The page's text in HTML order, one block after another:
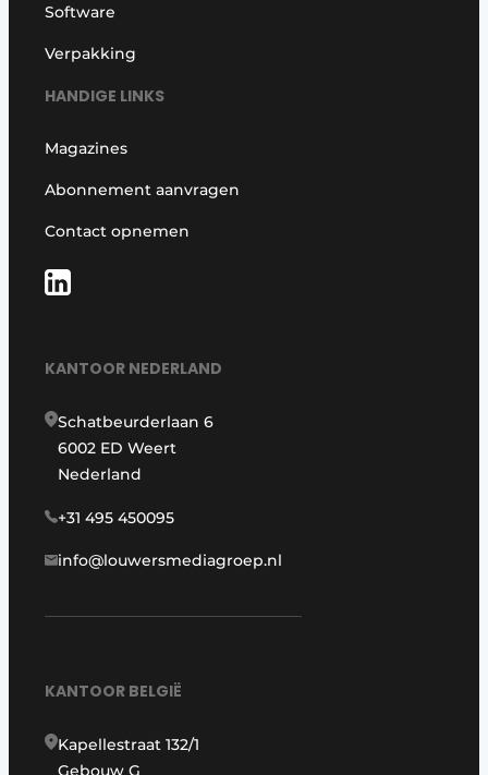
Software
Verpakking
HANDIGE LINKS
Magazines
Abonnement aanvragen
Contact opnemen
KANTOOR NEDERLAND
Schatbeurderlaan 6
6002 ED Weert
Nederland
+31 495 450095
info@louwersmediagroep.nl
KANTOOR BELGIË
Kapellestraat 132/1
Gebouw G